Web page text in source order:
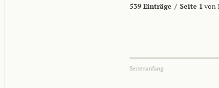
539 Einträge / Seite 1 von
Seitenanfang